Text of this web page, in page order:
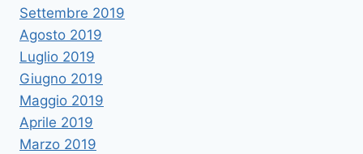
Settembre 2019
Agosto 2019
Luglio 2019
Giugno 2019
Maggio 2019
Aprile 2019
Marzo 2019